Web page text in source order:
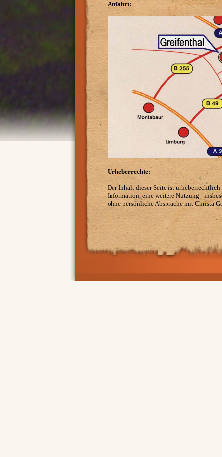
Anfahrt:
Urheberrechte:
Der Inhalt dieser Seite ist
Information, eine weitere Nutzung -
ohne persönliche Absprache mit Christa